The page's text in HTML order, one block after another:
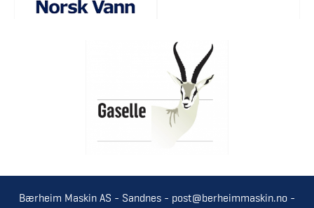
Bærheim Maskin AS - Sandnes - post@berheimmaskin.no -